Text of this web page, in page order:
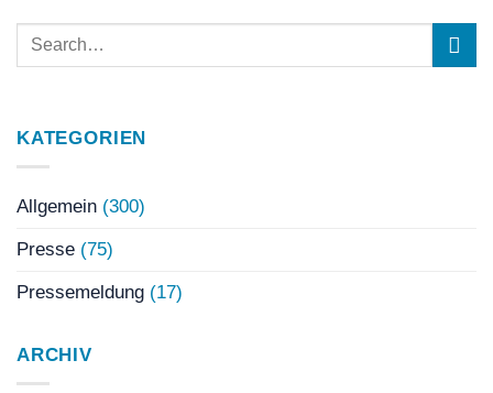
KATEGORIEN
Allgemein (300)
Presse (75)
Pressemeldung (17)
ARCHIV